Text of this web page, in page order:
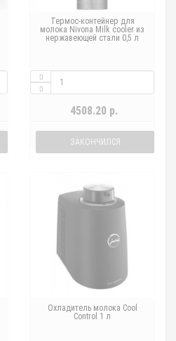
Термос-контейнер для
молока Nivona Milk cooler из
нержавеющей стали 0,5 л
4508.20 р.
ЗАКОНЧИЛСЯ
Охладитель молока Cool
Control 1 л